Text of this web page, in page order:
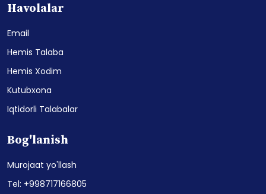
Havolalar
Email
Hemis Talaba
Hemis Xodim
Kutubxona
Iqtidorli Talabalar
Bog'lanish
Murojaat yo'llash
Tel: +998717166805